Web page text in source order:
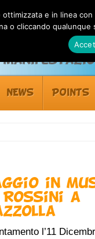
NEWS POINTS
in
Rossini a
l’11
e in linea
o cliccando